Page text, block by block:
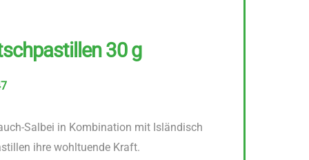
30 g
Salbei in Kombination mit Isländisch
ihre wohltuende Kraft.